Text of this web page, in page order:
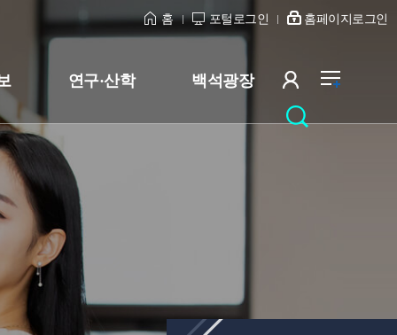
홈 포털로그인 홈페이지로그인
연구·산학 백석광장